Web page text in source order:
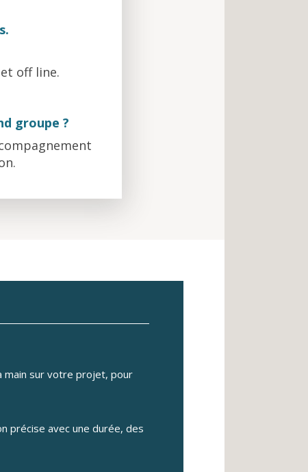
off line.
groupe ?
main sur votre projet, pour
précise avec une durée, des